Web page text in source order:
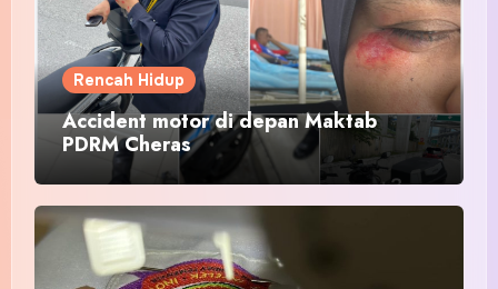
Rencah Hidup
Accident motor di depan Maktab
PDRM Cheras